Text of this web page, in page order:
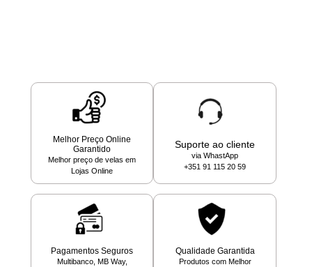
Melhor Preço Online
Garantido
Melhor preço de velas em
Lojas Online
Suporte ao cliente
via WhastApp
+351 91 115 20 59
Pagamentos Seguros
Multibanco, MB Way,
Qualidade Garantida
Produtos com Melhor